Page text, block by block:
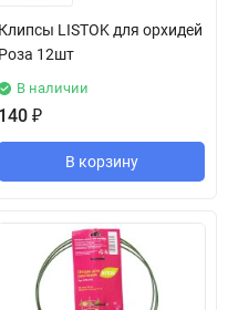
Клипсы LISTOK для орхидей
Роза 12шт
В наличии
140 ₽
В корзину